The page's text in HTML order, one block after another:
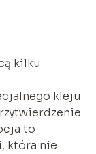
kilku
kleju
to
która nie